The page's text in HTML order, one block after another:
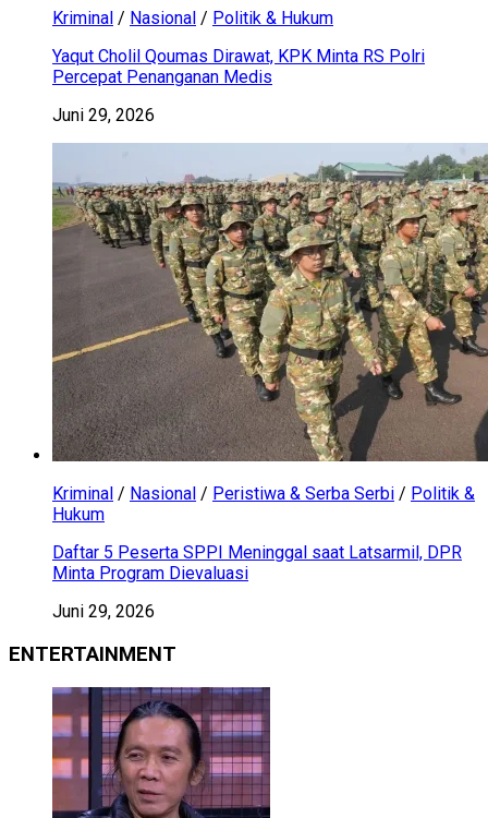
Kriminal / Nasional / Politik & Hukum
Yaqut Cholil Qoumas Dirawat, KPK Minta RS Polri
Percepat Penanganan Medis
Juni 29, 2026
Kriminal / Nasional / Peristiwa & Serba Serbi / Politik &
Hukum
Daftar 5 Peserta SPPI Meninggal saat Latsarmil, DPR
Minta Program Dievaluasi
Juni 29, 2026
ENTERTAINMENT